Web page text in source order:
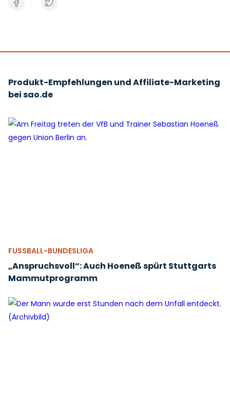
Produkt-Empfehlungen und Affiliate-Marketing
bei sao.de
FUSSBALL-BUNDESLIGA
„Anspruchsvoll“: Auch Hoeneß spürt Stuttgarts
Mammutprogramm